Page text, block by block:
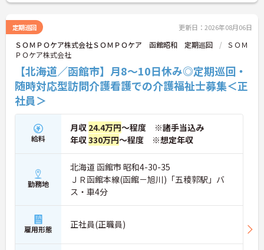
定期巡回 更新日：2026年08月06日
ＳＯＭＰＯケア株式会社ＳＯＭＰＯケア 函館昭和 定期巡回
ＳＯＭ
ＰＯケア株式会社
【北海道／函館市】月8～10日休み◎定期巡回・
随時対応型訪問介護看護での介護福祉士募集＜正
社員＞
給料
月収 24.4万円～程度 ※諸手当込み
年収330万円～程度 ※想定年収
勤務地
北海道 函館市 昭和4-30-35
ＪＲ函館本線(函館－旭川)「五稜郭駅」バ
ス・車4分
雇用形態 正社員(正職員)